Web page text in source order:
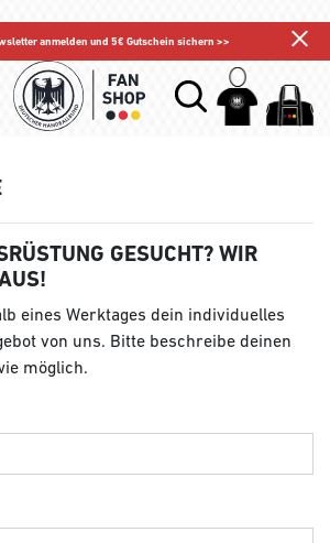
anmelden und 5€ Gutschein sichern >>
GESUCHT? WIR
eines Werktages dein individuelles
von uns. Bitte beschreibe deinen
möglich.